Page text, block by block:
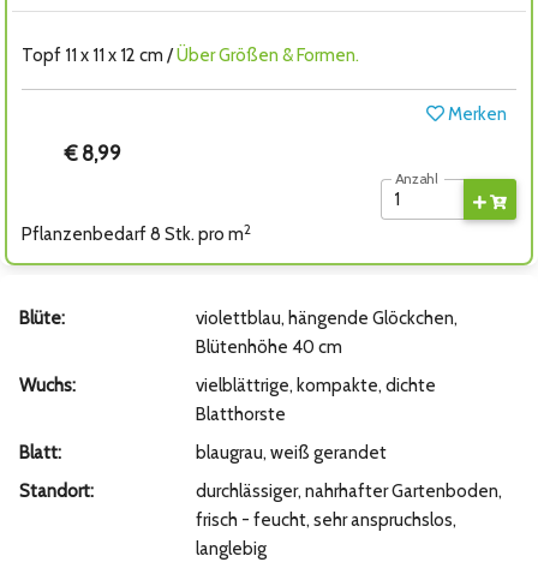
Topf 11 x 11 x 12 cm /Über Größen & Formen.
Merken
€ 8,99
Anzahl
Pflanzenbedarf 8 Stk. pro m2
Blüte:
violettblau, hängende Glöckchen,
Blütenhöhe 40 cm
Wuchs:
vielblättrige, kompakte, dichte
Blatthorste
Blatt:
blaugrau, weiß gerandet
Standort:
durchlässiger, nahrhafter Gartenboden,
frisch - feucht, sehr anspruchslos,
langlebig